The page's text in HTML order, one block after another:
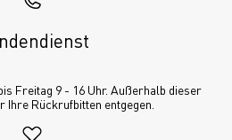
Freitag 9 - 16 Uhr. Außerhalb dieser
Ihre Rückrufbitten entgegen.